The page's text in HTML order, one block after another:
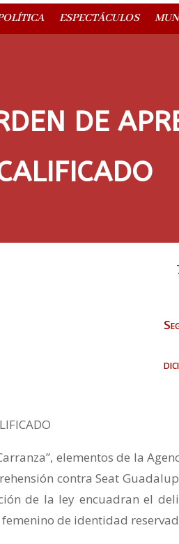
ESPECTÁCULOS
DE
elementos de la
contra Seat
de la ley encuadran el
de identidad